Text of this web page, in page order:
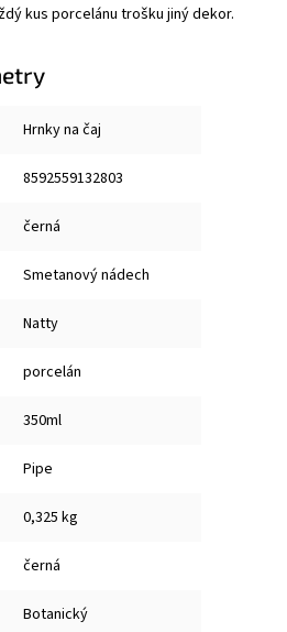
kus porcelánu trošku jiný dekor.
Hrnky na čaj
8592559132803
černá
Smetanový nádech
Natty
porcelán
350ml
Pipe
0,325 kg
černá
Botanický